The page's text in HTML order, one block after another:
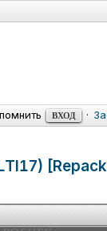
·
TI17)